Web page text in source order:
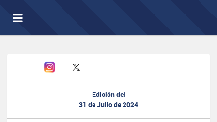
Toggle
navigation
Edición del
31 de Julio de 2024